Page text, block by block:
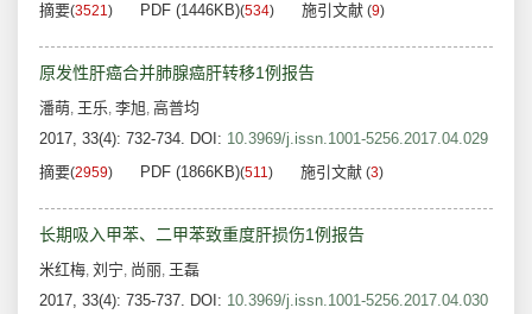
摘要(3521) PDF (1446KB)(534) 施引文献 (9)
原发性肝癌合并肺腺癌肝转移1例报告
潘萌, 王乐, 李旭, 高普均
2017, 33(4): 732-734. DOI: 10.3969/j.issn.1001-5256.2017.04.029
摘要(2959) PDF (1866KB)(511) 施引文献 (3)
长期吸入甲苯、二甲苯致重度肝损伤1例报告
米红梅, 刘宁, 尚丽, 王磊
2017, 33(4): 735-737. DOI: 10.3969/j.issn.1001-5256.2017.04.030